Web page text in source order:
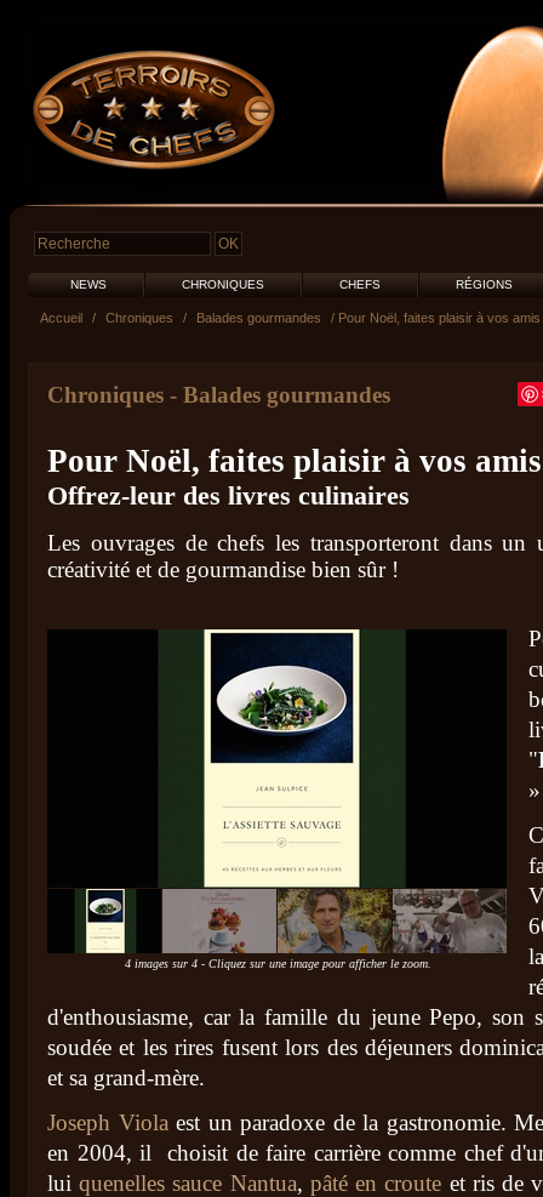
NEWS CHRONIQUES CHEFS RÉGIONS
Accueil / Chroniques / Balades gourmandes / Pour Noël, faites plaisir à vos
Chroniques - Balades gourmandes
Pour Noël, faites plaisir à vos
Offrez-leur des livres culinaires
Les ouvrages de chefs les transporteront dans un
créativité et de gourmandise bien sûr !
4 images sur 4 - Cliquez sur une image pour afficher le zoom.
"
d'enthousiasme, car la famille du jeune Pepo, son
soudée et les rires fusent lors des déjeuners
et sa grand-mère.
Joseph Viola est un paradoxe de la gastronomie.
en 2004, il choisit de faire carrière comme chef
luiquenelles sauce Nantua, pâté en croute et ris de